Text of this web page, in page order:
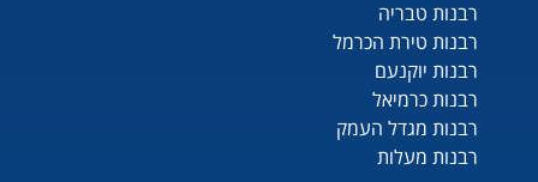
רבנות טבריה
רבנות טירת הכרמל
רבנות יוקנעם
רבנות כרמיאל
רבנות מגדל העמק
רבנות מעלות